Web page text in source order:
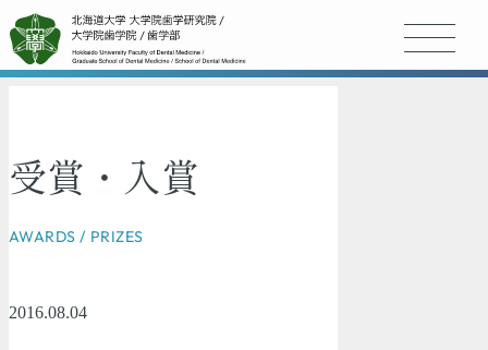
受賞・入賞
AWARDS / PRIZES
2016.08.04